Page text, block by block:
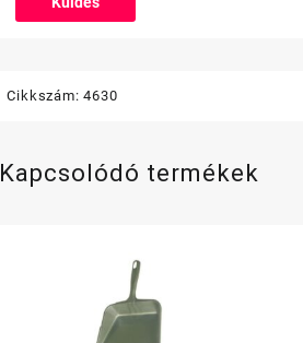
Cikkszám:4630
Kapcsolódó termékek